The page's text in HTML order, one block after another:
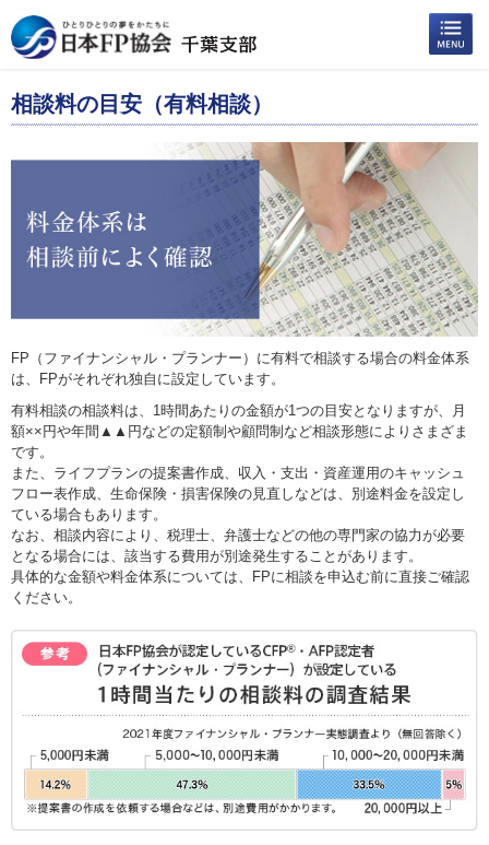
相談料の目安（有料相談）
FP（ファイナンシャル・プランナー）に有料で相談する場合の料金体系
は、FPがそれぞれ独自に設定しています。
有料相談の相談料は、1時間あたりの金額が1つの目安となりますが、月
額××円や年間▲▲円などの定額制や顧問制など相談形態によりさまざま
です。
また、ライフプランの提案書作成、収入・支出・資産運用のキャッシュ
フロー表作成、生命保険・損害保険の見直しなどは、別途料金を設定し
ている場合もあります。
なお、相談内容により、税理士、弁護士などの他の専門家の協力が必要
となる場合には、該当する費用が別途発生することがあります。
具体的な金額や料金体系については、FPに相談を申込む前に直接ご確認
ください。